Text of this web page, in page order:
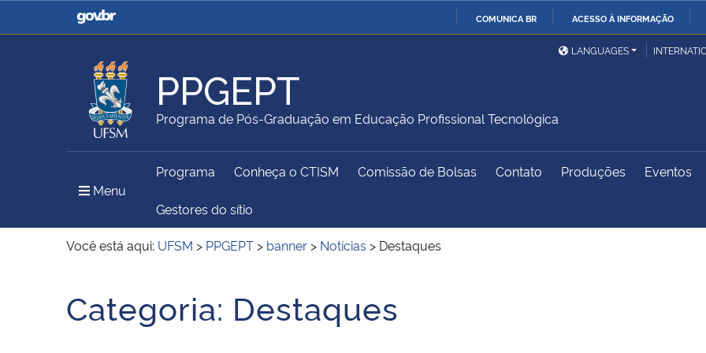
COMUNICA BR ACESSO À INFORMAÇÃO
Casa Civil
Ministério da Justiça e
Ministério da Defesa
Ministério das Relações
Exteriores
Ministério da Agricultura,
Pecuária e Abastecimento
Ministério da Educação
Ministério do Meio Ambiente Ministério do Turismo
Controladoria-Geral da
LANGUAGES
PPGEPT
Programa de Pós-Graduação em Educação Profissional Tecnológica
Menu
Programa Conheça o CTISM Comissão de Bolsas Contato Produções Eventos
Gestores do sítio
Você está aqui: UFSM > PPGEPT > banner > Notícias > Destaques
Categoria: Destaques